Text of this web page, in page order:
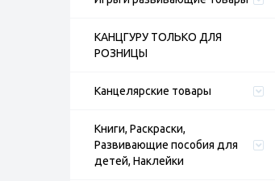
КАНЦГУРУ ТОЛЬКО ДЛЯ
РОЗНИЦЫ
Канцелярские товары
Книги, Раскраски,
Развивающие пособия для
детей, Наклейки